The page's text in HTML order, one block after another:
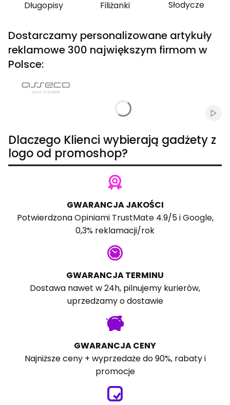
Długopisy Filiżanki Słodycze
Dostarczamy personalizowane artykuły
reklamowe 300 największym firmom w
Polsce:
Dlaczego Klienci wybierają gadżety z
logo od promoshop?
GWARANCJA JAKOŚCI
PotwierdzonaOpiniami TrustMate4.9/5 iGoogle,
0,3% reklamacji/rok
GWARANCJA TERMINU
Dostawa nawet w 24h, pilnujemy kurierów,
uprzedzamy o dostawie
GWARANCJA CENY
Najniższe ceny + wyprzedaże do 90%, rabaty i
promocje